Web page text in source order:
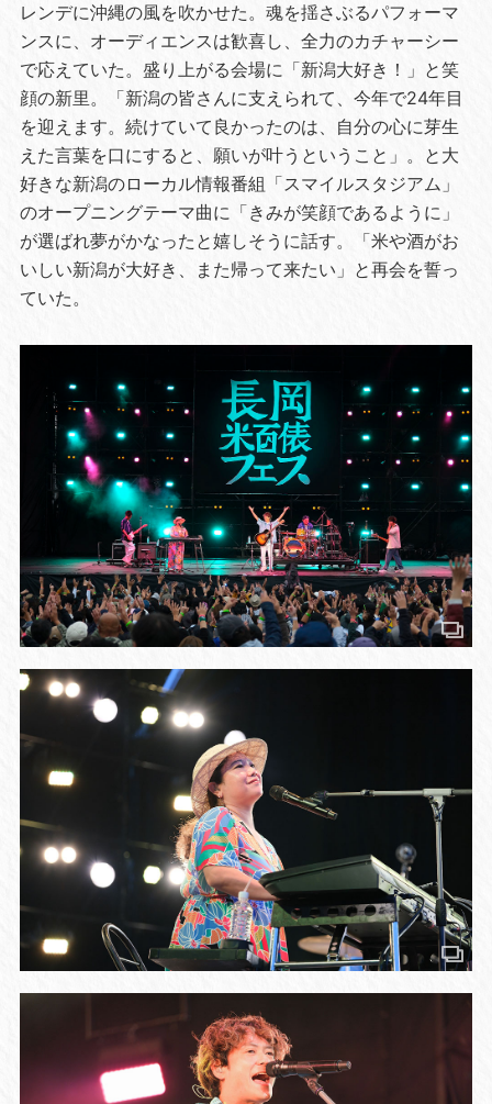
レンデに沖縄の風を吹かせた。魂を揺さぶるパフォーマ
ンスに、オーディエンスは歓喜し、全力のカチャーシー
で応えていた。盛り上がる会場に「新潟大好き！」と笑
顔の新里。「新潟の皆さんに支えられて、今年で24年目
を迎えます。続けていて良かったのは、自分の心に芽生
えた言葉を口にすると、願いが叶うということ」。と大
好きな新潟のローカル情報番組「スマイルスタジアム」
のオープニングテーマ曲に「きみが笑顔であるように」
が選ばれ夢がかなったと嬉しそうに話す。「米や酒がお
いしい新潟が大好き、また帰って来たい」と再会を誓っ
ていた。